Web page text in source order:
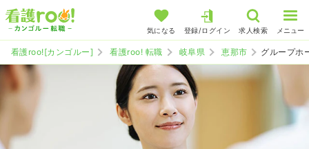
気になる 登録/ログイン 求人検索 メニュー
看護roo![カンゴルー] 看護roo! 転職 岐阜県 恵那市 グループホ